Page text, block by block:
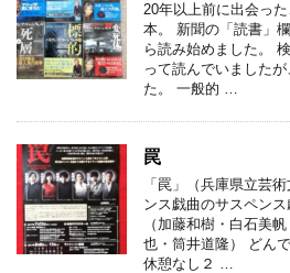
20年以上前に出会っ
本。 新聞の「読書」
ら読み始めました。
って読んでいました
た。 一般的 …
罠
「罠」（兵庫県立芸
ンス戯曲のサスペンス
（加藤和樹・白石美
也・筒井道隆） どん
休憩なし２ …